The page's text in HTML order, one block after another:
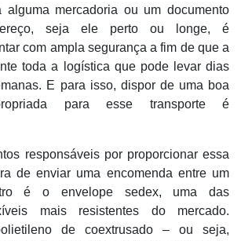
alguma mercadoria ou um documento
seja ele perto ou longe, é
com ampla segurança a fim de que a
toda a logística que pode levar dias
E para isso, dispor de uma boa
para esse transporte é
responsáveis por proporcionar essa
de enviar uma encomenda entre um
é o envelope sedex, uma das
mais resistentes do mercado.
de coextrusado – ou seja,